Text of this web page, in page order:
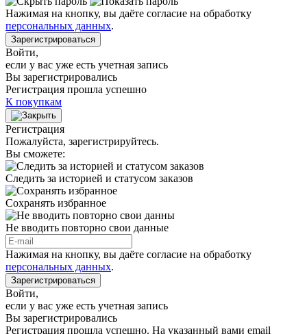
Нажимая на кнопку, вы даёте согласие на обработку
персональных данных.
Зарегистрироваться
Войти,
если у вас уже есть учетная запись
Вы зарегистрировались
Регистрация прошла успешно
К покупкам
Регистрация
Пожалуйста, зарегистрируйтесь.
Вы сможете:
Следить за историей и статусом заказов
Сохранять избранное
Не вводить повторно свои данные
Нажимая на кнопку, вы даёте согласие на обработку
персональных данных.
Зарегистрироваться
Войти,
если у вас уже есть учетная запись
Вы зарегистрировались
Регистрация прошла успешно. На указанный вами email